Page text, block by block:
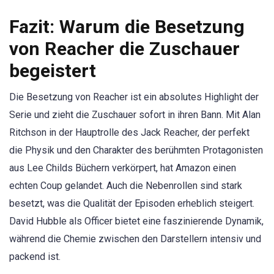
Fazit: Warum die Besetzung
von Reacher die Zuschauer
begeistert
Die Besetzung von Reacher ist ein absolutes Highlight der
Serie und zieht die Zuschauer sofort in ihren Bann. Mit Alan
Ritchson in der Hauptrolle des Jack Reacher, der perfekt
die Physik und den Charakter des berühmten Protagonisten
aus Lee Childs Büchern verkörpert, hat Amazon einen
echten Coup gelandet. Auch die Nebenrollen sind stark
besetzt, was die Qualität der Episoden erheblich steigert.
David Hubble als Officer bietet eine faszinierende Dynamik,
während die Chemie zwischen den Darstellern intensiv und
packend ist.